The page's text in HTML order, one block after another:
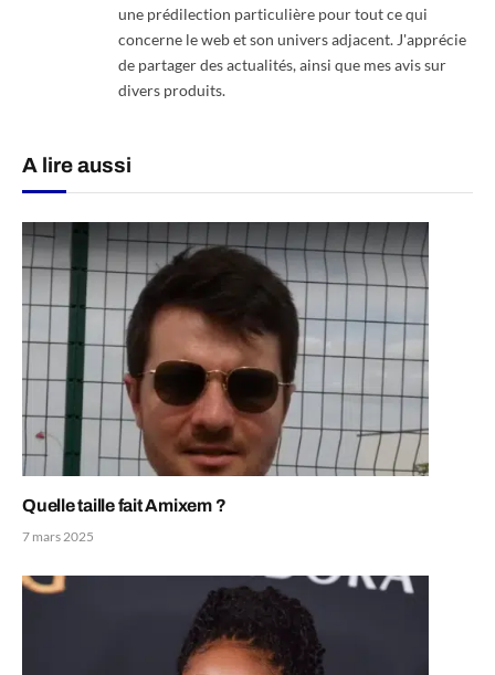
une prédilection particulière pour tout ce qui
concerne le web et son univers adjacent. J'apprécie
de partager des actualités, ainsi que mes avis sur
divers produits.
A lire aussi
Quelle taille fait Amixem ?
7 mars 2025